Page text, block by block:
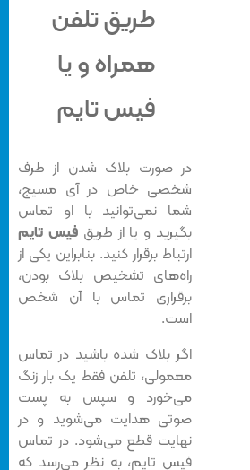
طریق تلفن
همراه و یا
فیس تایم
در صورت بلاک شدن از طرف
شخصی خاص در آی مسیج،
شما نمی‌توانید با او تماس
بگیرید و یا از طریقفیس تایم
ارتباط برقرار کنید. بنابراین یکی از
راه‌های تشخیص بلاک بودن،
برقراری تماس با آن شخص
است.
اگر بلاک شده باشید در تماس
معمولی، تلفن فقط یک بار زنگ
می‌خورد و سپس به پست
صوتی هدایت می‌شوید و در
نهایت قطع می‌شود. در تماس
فیس تایم، به نظر می‌رسد که